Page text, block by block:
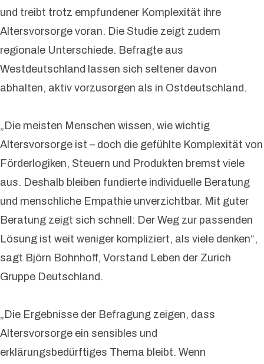
und treibt trotz empfundener Komplexität ihre
Altersvorsorge voran. Die Studie zeigt zudem
regionale Unterschiede. Befragte aus
Westdeutschland lassen sich seltener davon
abhalten, aktiv vorzusorgen als in Ostdeutschland.
„Die meisten Menschen wissen, wie wichtig
Altersvorsorge ist – doch die gefühlte Komplexität von
Förderlogiken, Steuern und Produkten bremst viele
aus. Deshalb bleiben fundierte individuelle Beratung
und menschliche Empathie unverzichtbar. Mit guter
Beratung zeigt sich schnell: Der Weg zur passenden
Lösung ist weit weniger kompliziert, als viele denken“,
sagt Björn Bohnhoff, Vorstand Leben der Zurich
Gruppe Deutschland.
„Die Ergebnisse der Befragung zeigen, dass
Altersvorsorge ein sensibles und
erklärungsbedürftiges Thema bleibt. Wenn